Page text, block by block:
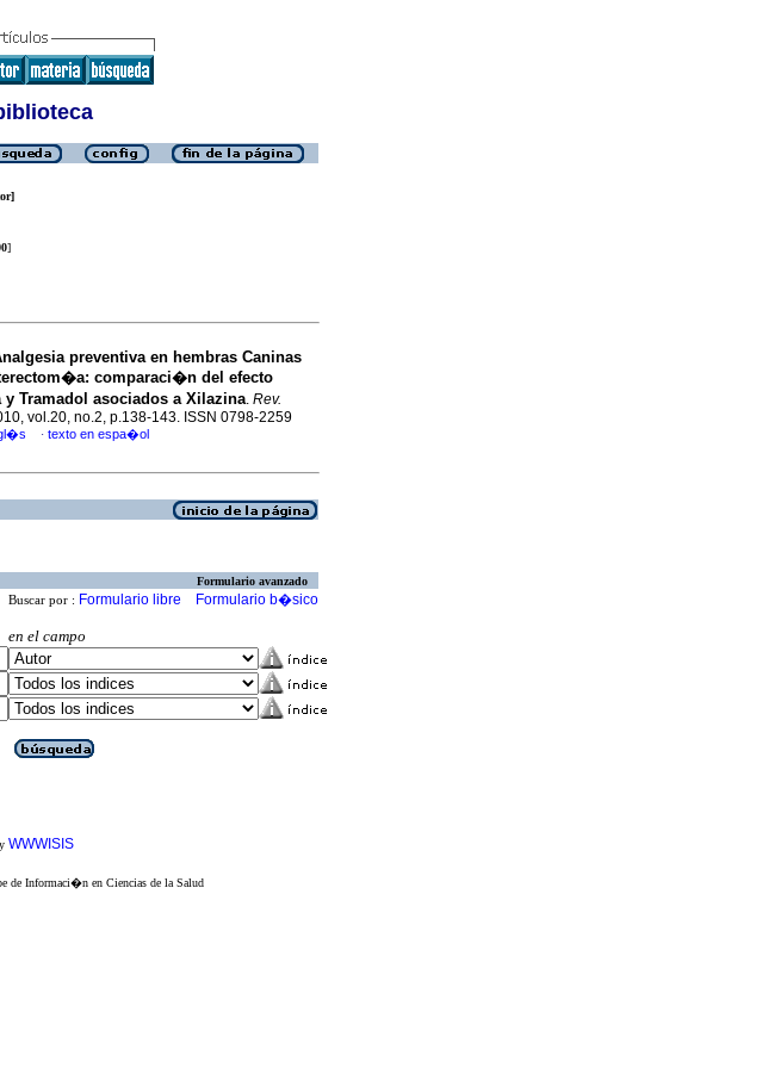
]
preventiva en hembras Caninas
: comparaci�n del efecto
Tramadol asociados a Xilazina. Rev.
vol.20, no.2, p.138-143. ISSN 0798-2259
· texto en espa�ol
Formulario avanzado
Buscar por : Formulario libre Formulario b�sico
en el campo
WWWISIS
de Informaci�n en Ciencias de la Salud